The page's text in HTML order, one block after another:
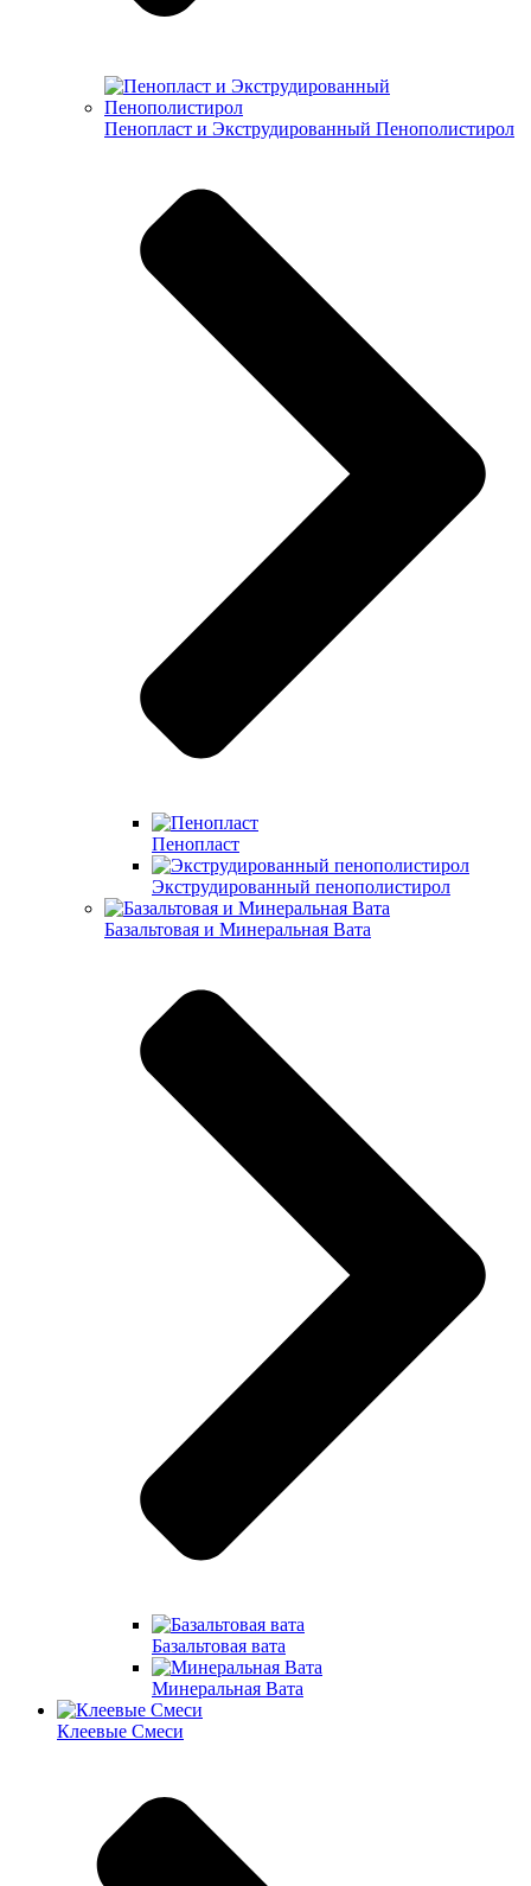
Пенопласт и Экструдированный Пенополистирол
Пенопласт
Экструдированный пенополистирол
Базальтовая и Минеральная Вата
Базальтовая вата
Минеральная Вата
Клеевые Смеси